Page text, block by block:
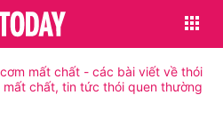
mất chất - các bài viết về thói
chất, tin tức thói quen thường